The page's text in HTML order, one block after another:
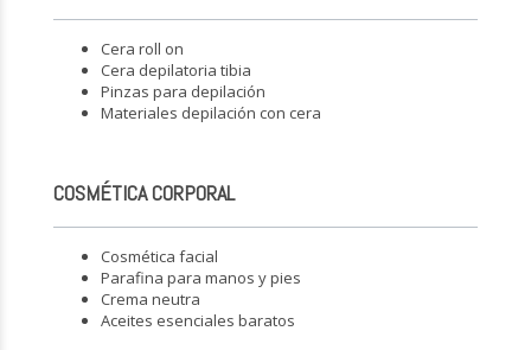
Cera roll on
Cera depilatoria tibia
Pinzas para depilación
Materiales depilación con cera
COSMÉTICA CORPORAL
Cosmética facial
Parafina para manos y pies
Crema neutra
Aceites esenciales baratos